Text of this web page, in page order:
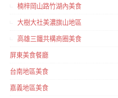
楠梓岡山路竹湖內美食
大樹大社美濃旗山地區
高雄三鐵共構商圈美食
屏東美食餐廳
台南地區美食
嘉義地區美食